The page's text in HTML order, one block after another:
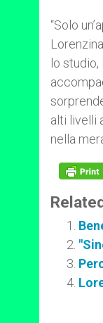
“Solo
lo
alti livelli
nella